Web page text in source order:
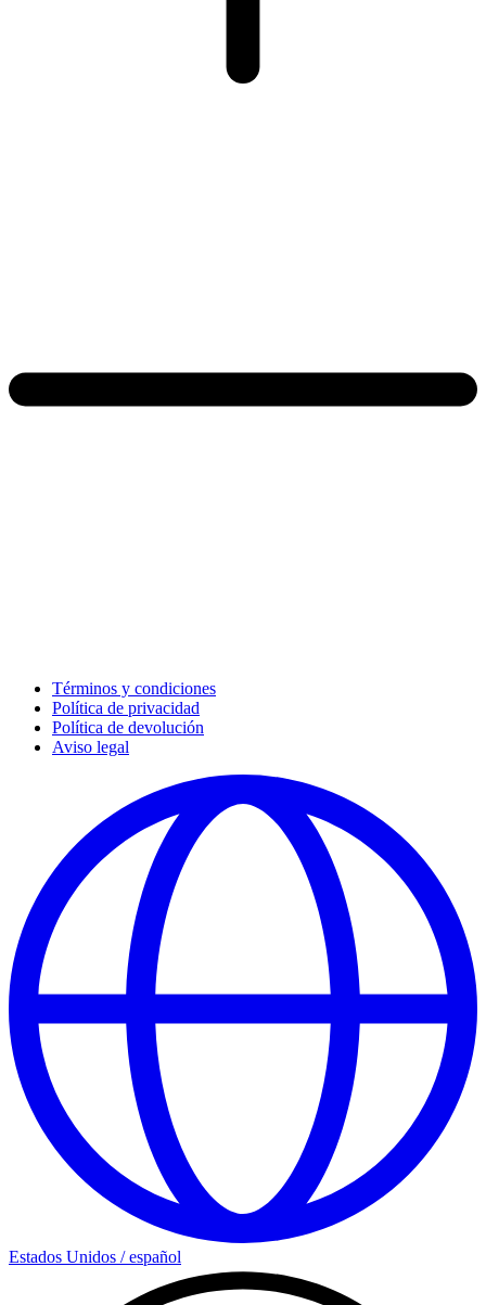
Términos y condiciones
Política de privacidad
Política de devolución
Aviso legal
Estados Unidos /español